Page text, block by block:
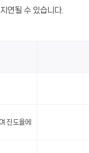
연될 수 있습니다.
진도율에